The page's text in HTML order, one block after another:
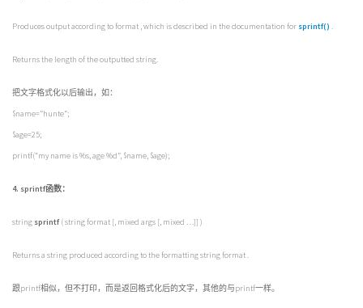
Produces output according to format , which is described in the documentation for sprintf() .
Returns the length of the outputted string.
把文字格式化以后输出，如：
$name=”hunte”;
$age=25;
printf(“my name is %s, age %d”, $name, $age);
4. sprintf函数：
string sprintf( string format [, mixed args [, mixed …]] )
Returns a string produced according to the formatting string format.
跟printf相似，但不打印，而是返回格式化后的文字，其他的与printf一样。